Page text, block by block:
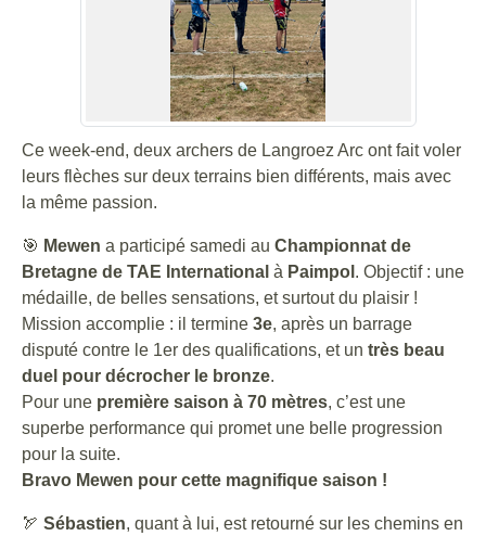
Ce week-end, deux archers de Langroez Arc ont fait voler
leurs flèches sur deux terrains bien différents, mais avec
la même passion.
🎯 Mewen a participé samedi au Championnat de
Bretagne de TAE International à Paimpol . Objectif : une
médaille, de belles sensations, et surtout du plaisir !
Mission accomplie : il termine 3e, après un barrage
disputé contre le 1er des qualifications, et un très beau
duel pour décrocher le bronze.
Pour une première saison à 70 mètres, c’est une
superbe performance qui promet une belle progression
pour la suite.
Bravo Mewen pour cette magnifique saison !
🏹 Sébastien, quant à lui, est retourné sur les chemins en